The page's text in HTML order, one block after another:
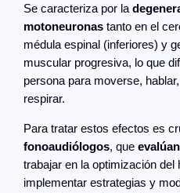
Se caracteriza por la
motoneuronas tanto en el
médula espinal (inferiores) y
muscular progresiva, lo que
persona para moverse,
respirar.
Para tratar estos efectos es
fonoaudiólogos, que
trabajar en la optimización
implementar estrategias y